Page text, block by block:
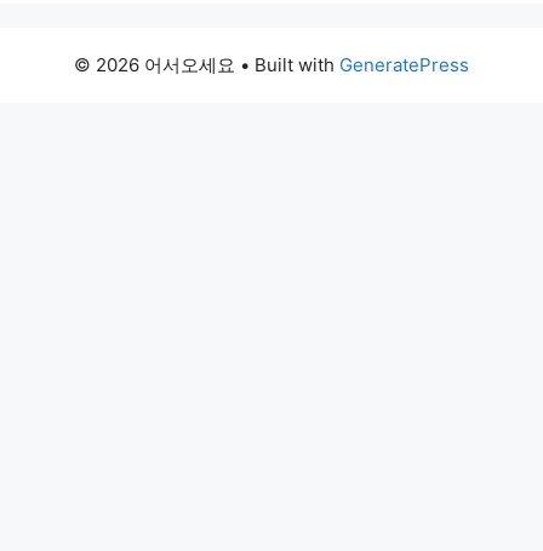
© 2026 어서오세요 • Built with GeneratePress